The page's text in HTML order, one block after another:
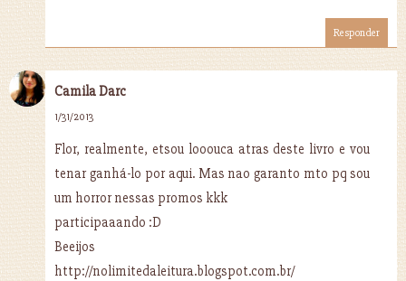
Responder
Camila Darc
1/31/2013
Flor, realmente, etsou looouca atras deste livro e vou
tenar ganhá-lo por aqui. Mas nao garanto mto pq sou
um horror nessas promos kkk
participaaando :D
Beeijos
http://nolimitedaleitura.blogspot.com.br/